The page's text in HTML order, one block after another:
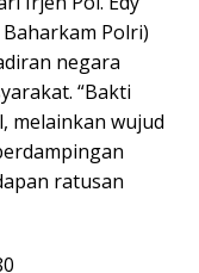
Polri)
negara
“Bakti
melainkan wujud
ratusan